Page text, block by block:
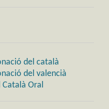
del català
del valencià
Oral